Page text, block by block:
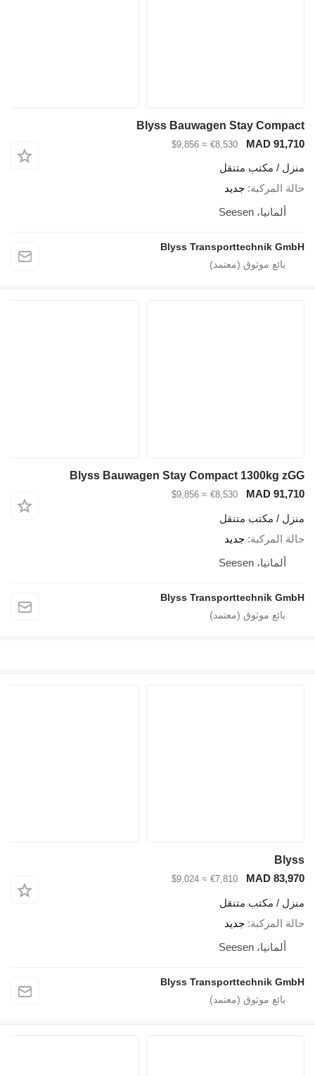
Blyss Bauwagen Stay Compact
MAD 91,710
€8,530
≈ $9,856
منزل / مكتب متنقل
حالة المركبة جديد
ألمانيا، Seesen
Blyss Transporttechnik GmbH
Blyss Bauwagen Stay Compact 1300kg zGG
MAD 91,710
€8,530
≈ $9,856
منزل / مكتب متنقل
حالة المركبة جديد
ألمانيا، Seesen
Blyss Transporttechnik GmbH
Blyss
MAD 83,970
€7,810
≈ $9,024
منزل / مكتب متنقل
حالة المركبة جديد
ألمانيا، Seesen
Blyss Transporttechnik GmbH